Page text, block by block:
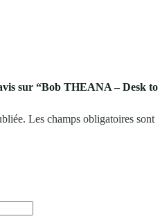
sur “Bob THEANA – Desk to
Les champs obligatoires sont